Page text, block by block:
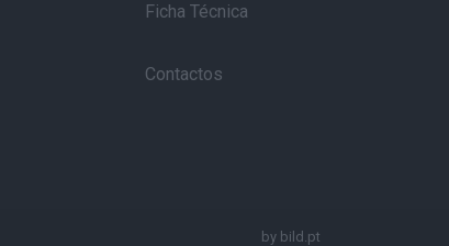
Ficha Técnica
Contactos
by bild.pt